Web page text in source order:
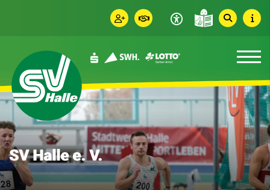
SV Halle e. V.